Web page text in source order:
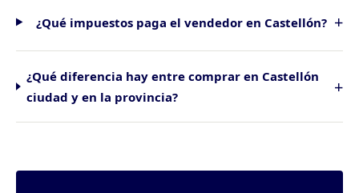
¿Qué impuestos paga el vendedor en Castellón?
¿Qué diferencia hay entre comprar en Castellón
ciudad y en la provincia?